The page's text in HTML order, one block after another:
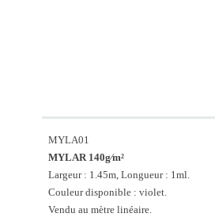
MYLA01
MYLAR 140g⁄m²
Largeur : 1.45m, Longueur : 1ml.
Couleur disponible : violet.
Vendu au mètre linéaire.